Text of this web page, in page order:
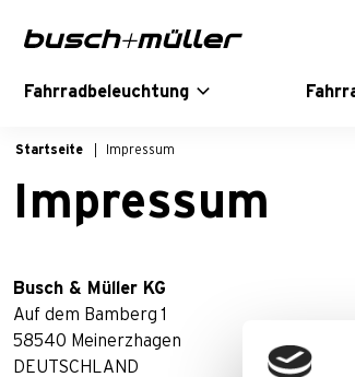
Fahrradbeleuchtung
Startseite Impressum
Impressum
Busch & Müller KG
Auf dem Bamberg 1
58540 Meinerzhagen
DEUTSCHLAND